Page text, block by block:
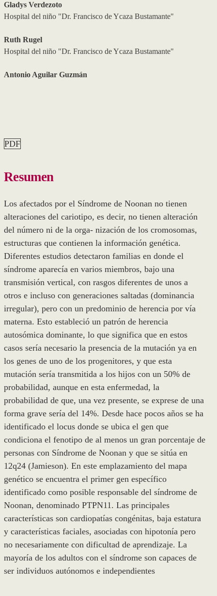
Gladys Verdezoto
Hospital del niño "Dr. Francisco de Ycaza Bustamante"
Ruth Rugel
Hospital del niño "Dr. Francisco de Ycaza Bustamante"
Antonio Aguilar Guzmán
PDF
Resumen
Los afectados por el Síndrome de Noonan no tienen
alteraciones del cariotipo, es decir, no tienen alteración
del número ni de la orga- nización de los cromosomas,
estructuras que contienen la información genética.
Diferentes estudios detectaron familias en donde el
síndrome aparecía en varios miembros, bajo una
transmisión vertical, con rasgos diferentes de unos a
otros e incluso con generaciones saltadas (dominancia
irregular), pero con un predominio de herencia por vía
materna. Esto estableció un patrón de herencia
autosómica dominante, lo que significa que en estos
casos sería necesario la presencia de la mutación ya en
los genes de uno de los progenitores, y que esta
mutación sería transmitida a los hijos con un 50% de
probabilidad, aunque en esta enfermedad, la
probabilidad de que, una vez presente, se exprese de una
forma grave sería del 14%. Desde hace pocos años se ha
identificado el locus donde se ubica el gen que
condiciona el fenotipo de al menos un gran porcentaje de
personas con Síndrome de Noonan y que se sitúa en
12q24 (Jamieson). En este emplazamiento del mapa
genético se encuentra el primer gen específico
identificado como posible responsable del síndrome de
Noonan, denominado PTPN11. Las principales
características son cardiopatías congénitas, baja estatura
y características faciales, asociadas con hipotonía pero
no necesariamente con dificultad de aprendizaje. La
mayoría de los adultos con el síndrome son capaces de
ser individuos autónomos e independientes